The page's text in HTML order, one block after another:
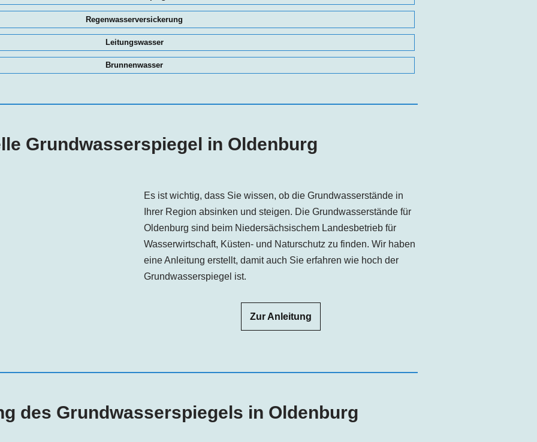
Regenwasserversickerung
Leitungswasser
Brunnenwasser
Grundwasserspiegel in Oldenburg
Es ist wichtig, dass Sie wissen, ob die Grundwasserstände in
Ihrer Region absinken und steigen. Die Grundwasserstände für
Oldenburg sind beim Niedersächsischem Landesbetrieb für
Wasserwirtschaft, Küsten- und Naturschutz zu finden. Wir haben
eine Anleitung erstellt, damit auch Sie erfahren wie hoch der
Grundwasserspiegel ist.
Zur Anleitung
des Grundwasserspiegels in Oldenburg